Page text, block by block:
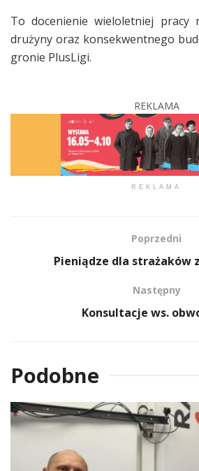
To docenienie wieloletniej pracy
drużyny oraz konsekwentnego
gronie PlusLigi.
REKLAMA
REKLAMA
Poprzedni
Pieniądze dla strażaków
Następny
Konsultacje ws.
Podobne